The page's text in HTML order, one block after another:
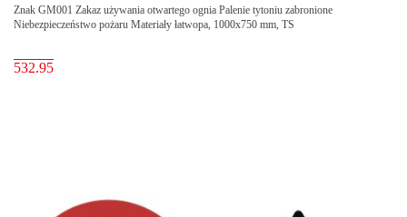
Znak GM001 Zakaz używania otwartego ognia Palenie tytoniu zabronione
Niebezpieczeństwo pożaru Materiały łatwopa, 1000x750 mm, TS
532.95